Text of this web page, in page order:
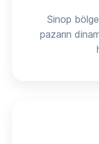
Sinop
pazarın